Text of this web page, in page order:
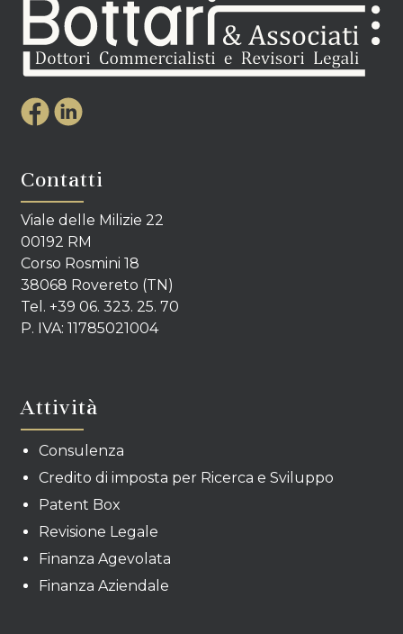
Contatti
Viale delle Milizie 22
00192 RM
Corso Rosmini 18
38068 Rovereto (TN)
Tel. +39 06. 323. 25. 70
P. IVA: 11785021004
Attività
Consulenza
Credito di imposta per Ricerca e Sviluppo
Patent Box
Revisione Legale
Finanza Agevolata
Finanza Aziendale